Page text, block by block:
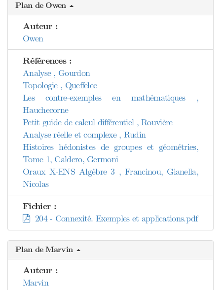
Plan de Owen
Auteur :
Owen
Références :
Analyse , Gourdon
Topologie , Queffelec
Les contre-exemples en mathématiques ,
Hauchecorne
Petit guide de calcul différentiel , Rouvière
Analyse réelle et complexe , Rudin
Histoires hédonistes de groupes et géométries,
Tome 1, Caldero, Germoni
Oraux X-ENS Algèbre 3 , Francinou, Gianella,
Nicolas
Fichier :
204 - Connexité. Exemples et applications.pdf
Plan de Marvin
Auteur :
Marvin